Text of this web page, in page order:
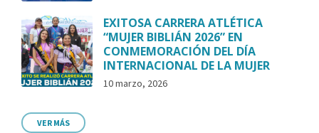
EXITOSA CARRERA ATLÉTICA
“MUJER BIBLIÁN 2026” EN
CONMEMORACIÓN DEL DÍA
INTERNACIONAL DE LA MUJER
10 marzo, 2026
VER MÁS